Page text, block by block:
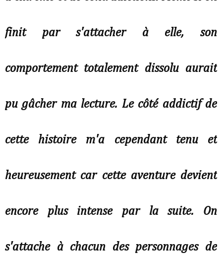
finit par s'attacher à elle, son
comportement totalement dissolu aurait
pu gâcher ma lecture. Le côté addictif de
cette histoire m'a cependant tenu et
heureusement car cette aventure devient
encore plus intense par la suite. On
s'attache à chacun des personnages de